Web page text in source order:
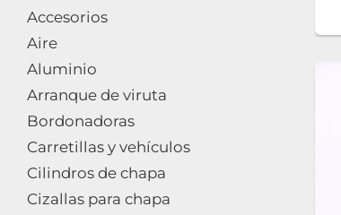
Accesorios
Aire
Aluminio
Arranque de viruta
Bordonadoras
Carretillas y vehículos
Cilindros de chapa
Cizallas para chapa